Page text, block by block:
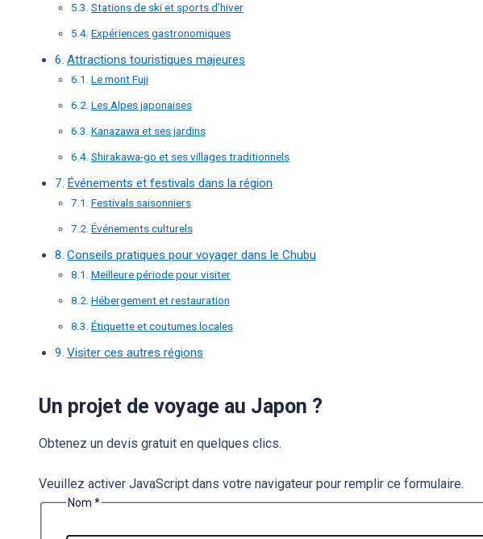
Stations de ski et sports d’hiver
Expériences gastronomiques
Attractions touristiques majeures
Le mont Fuji
Les Alpes japonaises
Kanazawa et ses jardins
Shirakawa-go et ses villages traditionnels
Événements et festivals dans la région
Festivals saisonniers
Événements culturels
Conseils pratiques pour voyager dans le Chubu
Meilleure période pour visiter
Hébergement et restauration
Étiquette et coutumes locales
Visiter ces autres régions
Un projet de voyage au Japon ?
Obtenez un devis gratuit en quelques clics.
Veuillez activer JavaScript dans votre navigateur pour remplir ce formulaire.
Nom *